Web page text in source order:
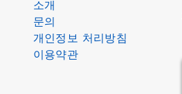
소개
문의
개인정보 처리방침
이용약관